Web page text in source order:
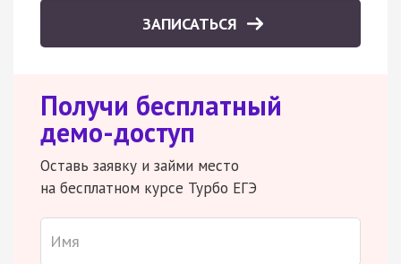
ЗАПИСАТЬСЯ
Получи бесплатный
демо-доступ
Оставь заявку и займи место
на бесплатном курсе Турбо ЕГЭ